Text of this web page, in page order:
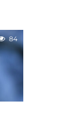
84